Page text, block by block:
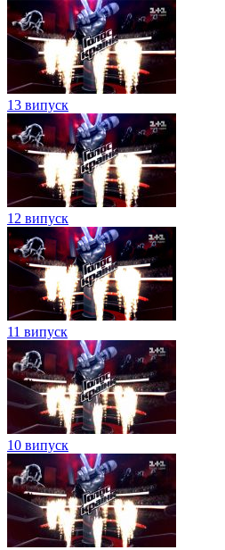
13 випуск
12 випуск
11 випуск
10 випуск